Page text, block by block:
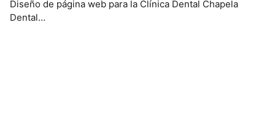
Diseño de página web para la Clínica Dental Chapela
Dental…